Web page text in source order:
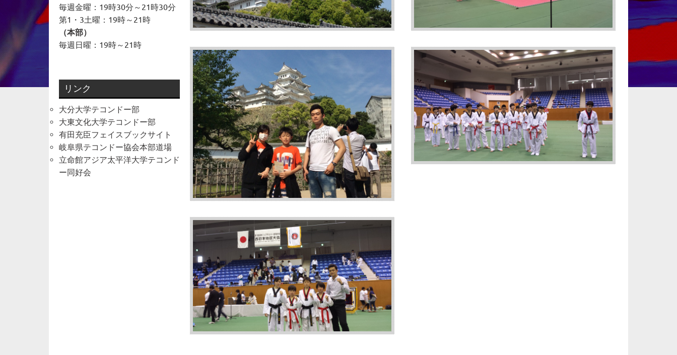
毎週金曜：19時30分～21時30分
第1・3土曜：19時～21時
（本部）
毎週日曜：19時～21時
リンク
大分大学テコンドー部
大東文化大学テコンドー部
有田充臣フェイスブックサイト
岐阜県テコンドー協会本部道場
立命館アジア太平洋大学テコンド
ー同好会